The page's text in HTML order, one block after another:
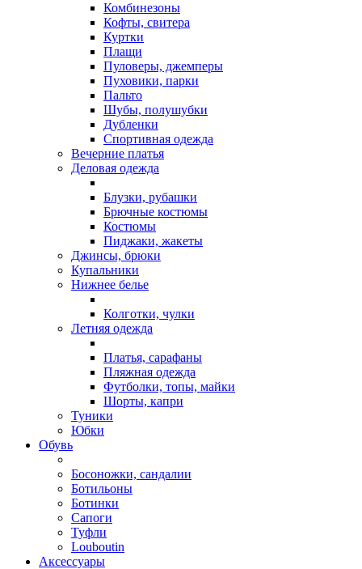
Комбинезоны
Кофты, свитера
Куртки
Плащи
Пуловеры, джемперы
Пуховики, парки
Пальто
Шубы, полушубки
Дубленки
Спортивная одежда
Вечерние платья
Деловая одежда
Блузки, рубашки
Брючные костюмы
Костюмы
Пиджаки, жакеты
Джинсы, брюки
Купальники
Нижнее белье
Колготки, чулки
Летняя одежда
Платья, сарафаны
Пляжная одежда
Футболки, топы, майки
Шорты, капри
Туники
Юбки
Обувь
Босоножки, сандалии
Ботильоны
Ботинки
Сапоги
Туфли
Louboutin
Аксессуары